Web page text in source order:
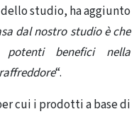
studio, ha aggiunto
dal nostro studio è che
potenti benefici nella
“.
cui i prodotti a base di